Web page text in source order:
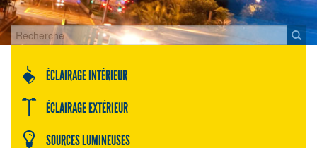
ÉCLAIRAGE INTÉRIEUR
ÉCLAIRAGE EXTÉRIEUR
SOURCES LUMINEUSES